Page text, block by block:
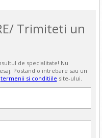
Trimiteti un
de specialitate! Nu
Postand o intrebare sau un
termenii si conditiile site-ului.